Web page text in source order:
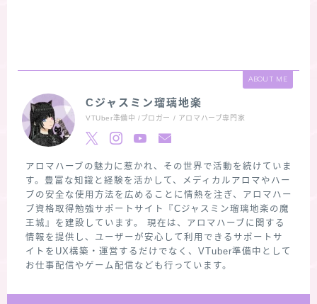
ABOUT ME
Cジャスミン瑠璃地楽
VTUber準備中 /ブロガー / アロマハーブ専門家
アロマハーブの魅力に惹かれ、その世界で活動を続けていま
す。豊富な知識と経験を活かして、メディカルアロマやハー
ブの安全な使用方法を広めることに情熱を注ぎ、アロマハー
ブ資格取得勉強サポートサイト『Cジャスミン瑠璃地楽の魔
王城』を建設しています。 現在は、アロマハーブに関する
情報を提供し、ユーザーが安心して利用できるサポートサ
イトをUX構築・運営するだけでなく、VTuber準備中として
お仕事配信やゲーム配信なども行っています。